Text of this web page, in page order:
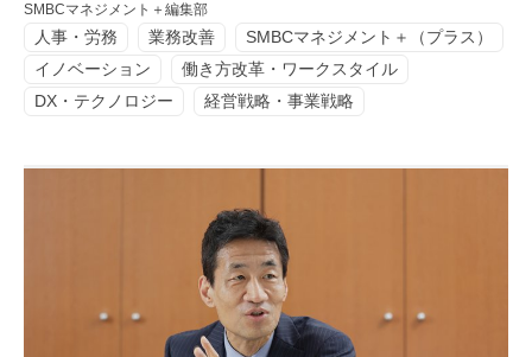
SMBCマネジメント＋編集部
人事・労務 業務改善
SMBCマネジメント＋（プラス）
イノベーション
働き方改革・ワークスタイル
DX・テクノロジー
経営戦略・事業戦略